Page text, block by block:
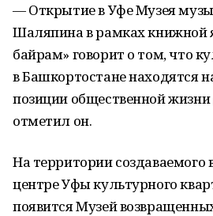
— Открытие в Уфе Музея
Шаляпина в рамках книжной
байрам» говорит о том, что
в Башкортостане находятся
позиции общественной
отметил он.
На территории создаваемого
центре Уфы культурного
появится Музей